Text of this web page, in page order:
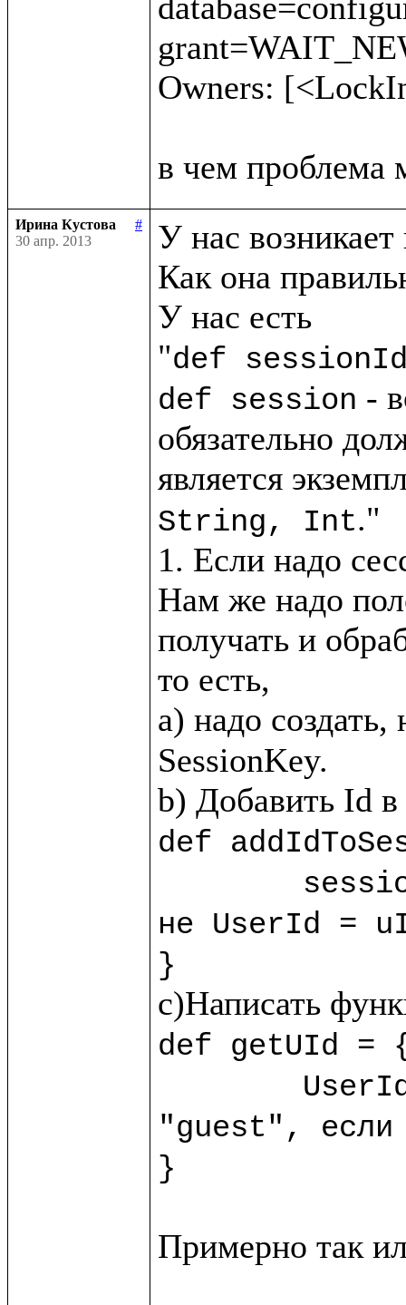
Owners:
Ирина Кустова
#
30 апр. 2013
У нас
Как она
У нас есть
"def
def session -
обязательно
является
String, Int."
1. Если надо
Нам же надо
получать и
то есть,
a) надо
SessionKey.
def
не UserId =
}
def getUId =
"guest", если
}
Примерно так